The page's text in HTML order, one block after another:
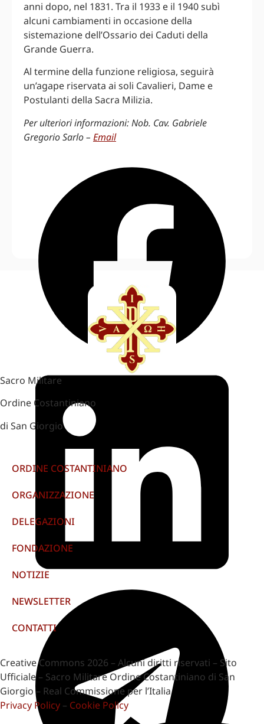
anni dopo, nel 1831. Tra il 1933 e il 1940 subì
alcuni cambiamenti in occasione della
sistemazione dell’Ossario dei Caduti della
Grande Guerra.
Al termine della funzione religiosa, seguirà
un’agape riservata ai soli Cavalieri, Dame e
Postulanti della Sacra Milizia.
Per ulteriori informazioni: Nob. Cav. Gabriele
Gregorio Sarlo – Email
Sacro Militare
Ordine Costantiniano
di San Giorgio
ORDINE COSTANTINIANO
ORGANIZZAZIONE
DELEGAZIONI
FONDAZIONE
NOTIZIE
NEWSLETTER
CONTATTI
Creative Commons 2026 – Alcuni diritti riservati – Sito
Ufficiale – Sacro Militare Ordine Costantiniano di San
Giorgio – Real Commissione per l’Italia
Privacy Policy – Cookie Policy